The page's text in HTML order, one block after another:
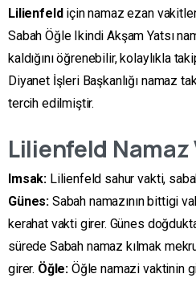
Lilienfeldiçin namaz ezan
Sabah Öğle Ikindi Akşam Yatsı
kaldığını öğrenebilir, kolaylıkla
Diyanet İşleri Başkanlığı namaz
tercih edilmiştir.
Lilienfeld
Imsak: Lilienfeld sahur vakti,
Günes: Sabah namazının bittigi
kerahat vakti girer. Günes
sürede Sabah namaz kılmak
girer. Öğle: Öğle namazi vaktinin